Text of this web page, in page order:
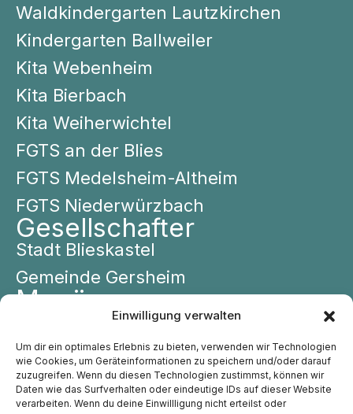
Einwilligung verwalten
Um dir ein optimales Erlebnis zu bieten, verwenden wir Technologien
wie Cookies, um Geräteinformationen zu speichern und/oder darauf
zuzugreifen. Wenn du diesen Technologien zustimmst, können wir
Daten wie das Surfverhalten oder eindeutige IDs auf dieser Website
verarbeiten. Wenn du deine Einwillligung nicht erteilst oder
Waldkindergarten Lautzkirchen
Kindergarten Ballweiler
Kita Webenheim
Kita Bierbach
Kita Weiherwichtel
FGTS an der Blies
FGTS Medelsheim-Altheim
FGTS Niederwürzbach
Gesellschafter
Stadt Blieskastel
Gemeinde Gersheim
Menü
Über Uns
Einrichtungen
Kontakt